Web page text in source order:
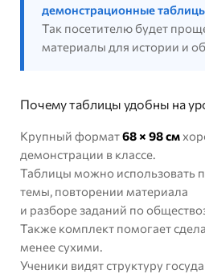
демонстрационные
Так посетителю будет
материалы для истории и
Почему таблицы удобны на
Крупный формат68 × 98 см
демонстрации в классе.
Таблицы можно использовать
темы, повторении материала
и разборе заданий по
Также комплект помогает
менее сухими.
Ученики видят структуру